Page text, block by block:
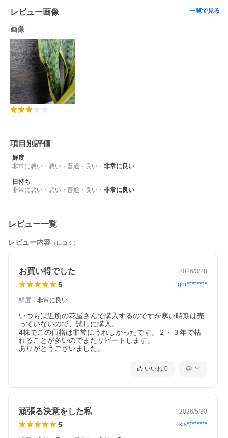
レビュー画像 一覧で見る
画像
項目別評価
鮮度
非常に悪い ・ 悪い ・ 普通 ・ 良い ・ 非常に良い
日持ち
非常に悪い ・ 悪い ・ 普通 ・ 良い ・ 非常に良い
レビュー一覧
レビュー内容 （口コミ）
お買い得でした 2026/3/28
5 ghr********
鮮度 ： 非常に良い
いつもは近所の花屋さんで購入するのですが寒い時期は売
っていないので、試しに購入。
4株でこの価格は非常にうれしかったです。２・３年で枯
れることが多いのでまたリピートします。
ありがとうございました。
いいね 0
頑張る決意をした私 2026/5/30
5 kis********